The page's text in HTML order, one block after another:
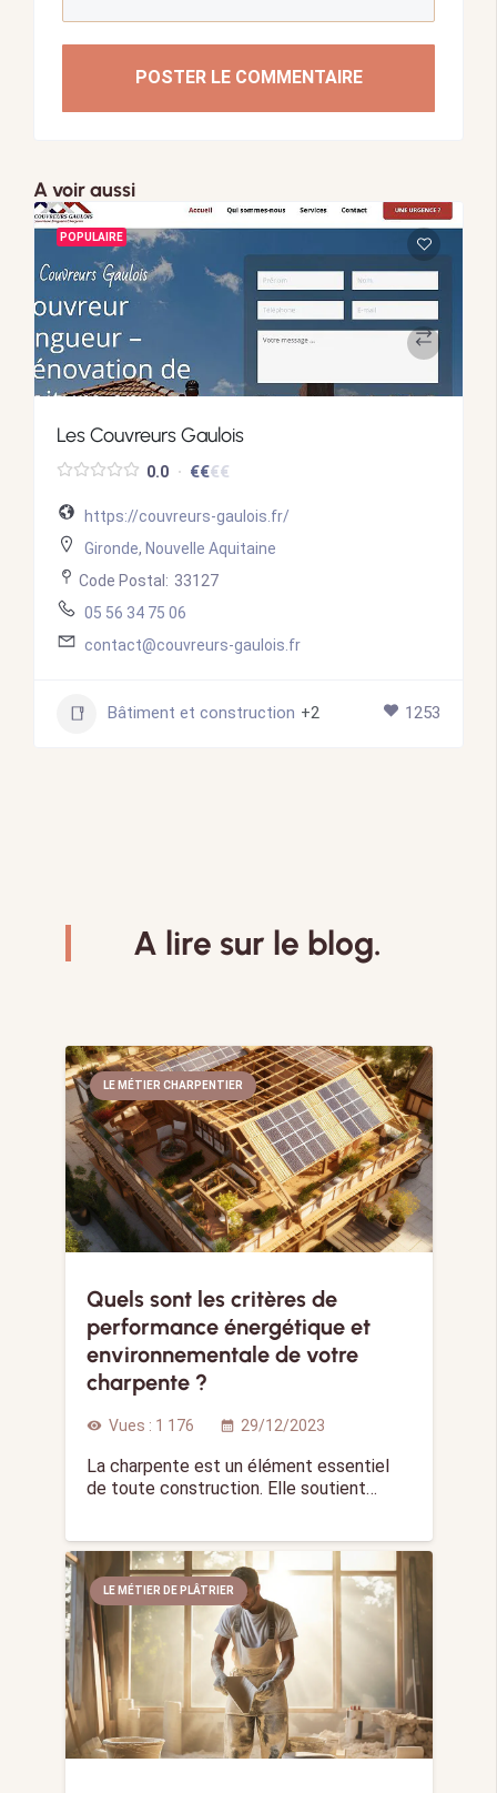
POSTER LE COMMENTAIRE
A voir aussi
POPULAIRE
Les Couvreurs Gaulois
0.0 €€€€
https://couvreurs-gaulois.fr/
Gironde, Nouvelle Aquitaine
Code Postal: 33127
05 56 34 75 06
contact@couvreurs-gaulois.fr
Bâtiment et construction +2 1253
A lire sur le blog.
LE MÉTIER CHARPENTIER
Quels sont les critères de
performance énergétique et
environnementale de votre
charpente ?
visibility Vues : 1 176 calendar_month 29/12/2023
La charpente est un élément essentiel
de toute construction. Elle soutient…
LE MÉTIER DE PLÂTRIER